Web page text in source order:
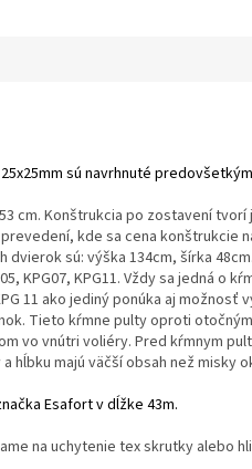
sú navrhnuté
cm. Konštrukcia po zostavení
kde sa cena konštrukcie
dvierok sú: výška 134cm, šírka
KPG07, KPG11. Vždy sa jedná o
11 ako jediný ponúka aj
Tieto kŕmne pulty oproti
vo vnútri voliéry. Pred kŕmnym
hĺbku majú väčší obsah než misky
Esafort v dĺžke 43m.
na uchytenie tex skrutky alebo